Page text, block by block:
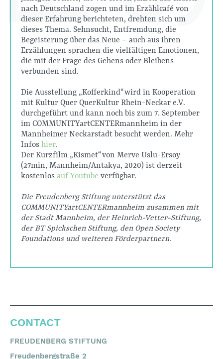
nach Deutschland zogen und im Erzählcafé von
dieser Erfahrung berichteten, drehten sich um
dieses Thema. Sehnsucht, Entfremdung, die
Begeisterung über das Neue – auch aus ihren
Erzählungen sprachen die vielfältigen Emotionen,
die mit der Frage des Gehens oder Bleibens
verbunden sind.
Die Ausstellung „Kofferkind“ wird in Kooperation
mit Kultur Quer QuerKultur Rhein-Neckar e.V.
durchgeführt und kann noch bis zum 7. September
im COMMUNITYartCENTERmannheim in der
Mannheimer Neckarstadt besucht werden. Mehr
Infos hier.
Der Kurzfilm „Kismet“ von Merve Uslu-Ersoy
(27min, Mannheim/Antakya, 2020) ist derzeit
kostenlos auf Youtube verfügbar.
Die Freudenberg Stiftung unterstützt das
COMMUNITYartCENTERmannheim zusammen mit
der Stadt Mannheim, der Heinrich-Vetter-Stiftung,
der BT Spickschen Stiftung, den Open Society
Foundations und weiteren Förderpartnern.
CONTACT
FREUDENBERG STIFTUNG
Freudenbergstraße 2